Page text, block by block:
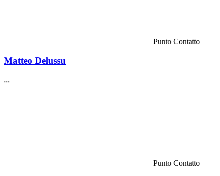
Punto Contatto
Matteo Delussu
...
Punto Contatto